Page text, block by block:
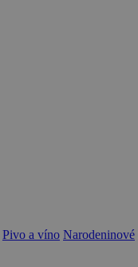
Pivo a víno Narodeninové